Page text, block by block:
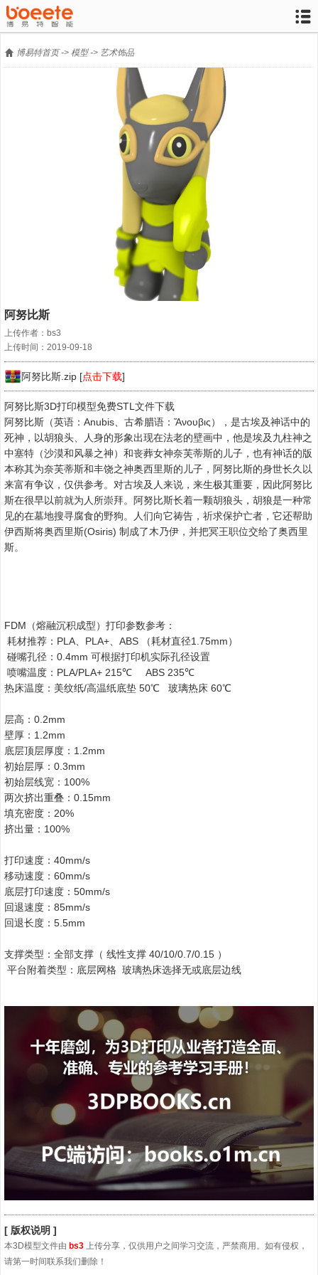

 博易特首页-> 模型-> 艺术饰品
阿努比斯
上传作者：bs3
上传时间：2019-09-18
阿努比斯.zip [点击下载]
阿努比斯3D打印模型免费STL文件下载
阿努比斯（英语：Anubis、古希腊语：Ἄνουβις），是古埃及神话中的
死神，以胡狼头、人身的形象出现在法老的壁画中，他是埃及九柱神之
中塞特（沙漠和风暴之神）和丧葬女神奈芙蒂斯的儿子，也有神话的版
本称其为奈芙蒂斯和丰饶之神奥西里斯的儿子，阿努比斯的身世长久以
来富有争议，仅供参考。对古埃及人来说，来生极其重要，因此阿努比
斯在很早以前就为人所崇拜。阿努比斯长着一颗胡狼头，胡狼是一种常
见的在墓地搜寻腐食的野狗。人们向它祷告，祈求保护亡者，它还帮助
伊西斯将奥西里斯(Osiris) 制成了木乃伊，并把冥王职位交给了奥西里
斯。
FDM（熔融沉积成型）打印参数参考：
耗材推荐：PLA、PLA+、ABS （耗材直径1.75mm）
碰嘴孔径：0.4mm 可根据打印机实际孔径设置
喷嘴温度：PLA/PLA+ 215℃ ABS 235℃
热床温度：美纹纸/高温纸底垫 50℃ 玻璃热床 60℃
层高：0.2mm
壁厚：1.2mm
底层顶层厚度：1.2mm
初始层厚：0.3mm
初始层线宽：100%
两次挤出重叠：0.15mm
填充密度：20%
挤出量：100%
打印速度：40mm/s
移动速度：60mm/s
底层打印速度：50mm/s
回退速度：85mm/s
回退长度：5.5mm
支撑类型：全部支撑（ 线性支撑 40/10/0.7/0.15 ）
平台附着类型：底层网格 玻璃热床选择无或底层边线
[ 版权说明 ]
本3D模型文件由 bs3上传分享，仅供用户之间学习交流，严禁商用。如有侵权，
请第一时间联系我们删除！